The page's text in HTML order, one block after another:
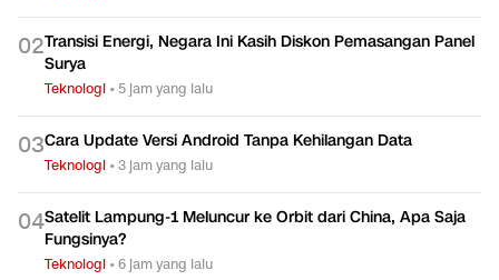
02Transisi Energi, Negara Ini Kasih Diskon Pemasangan Panel
Surya
Teknologi • 5 jam yang lalu
03Cara Update Versi Android Tanpa Kehilangan Data
Teknologi •3 jam yang lalu
04Satelit Lampung-1 Meluncur ke Orbit dari China, Apa Saja
Fungsinya?
Teknologi •6 jam yang lalu